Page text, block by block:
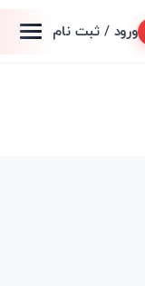
ورود / ثبت نام